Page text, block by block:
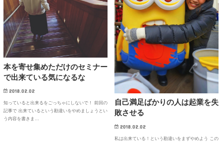
本を寄せ集めただけのセミナー
で出来ている気になるな
2018.02.02
知っていると出来るをごっちゃにしないで！ 前回の
記事で 出来ているという勘違いをやめましょうとい
う内容を書きま…
自己満足ばかりの人は起業を失
敗させる
2018.02.02
私は出来ている！という勘違いをまずやめよう この